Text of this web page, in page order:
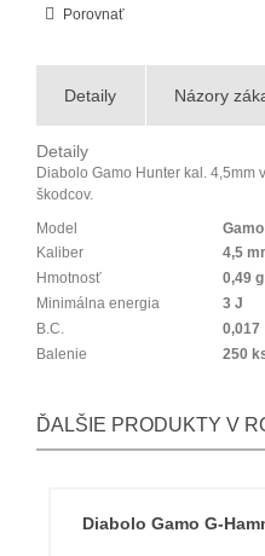
Porovnať
Detaily Názory
Detaily
Diabolo Gamo Hunter kal. 4,5mm
škodcov.
Model
Kaliber
4,5
Hmotnosť
0,49
Minimálna energia
3 J
B.C.
0,017
Balenie
250
ĎALŠIE PRODUKTY V
Diabolo Gamo G-